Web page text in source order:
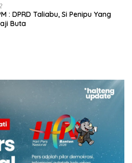
: DPRD Taliabu, Si Penipu Yang
Buta